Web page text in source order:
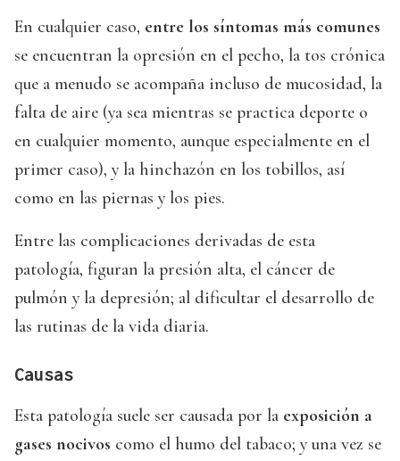
En cualquier caso, entre los síntomas más comunes
se encuentran la opresión en el pecho, la tos crónica
que a menudo se acompaña incluso de mucosidad, la
falta de aire (ya sea mientras se practica deporte o
en cualquier momento, aunque especialmente en el
primer caso), y la hinchazón en los tobillos, así
como en las piernas y los pies.
Entre las complicaciones derivadas de esta
patología, figuran la presión alta, el cáncer de
pulmón y la depresión; al dificultar el desarrollo de
las rutinas de la vida diaria.
Causas
Esta patología suele ser causada por la exposición a
gases nocivos como el humo del tabaco; y una vez se